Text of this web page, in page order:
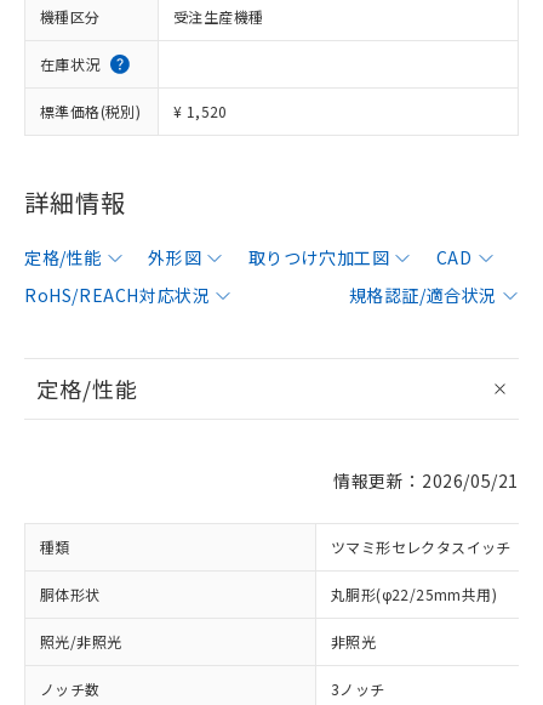
機種区分 受注生産機種
在庫状況
標準価格(税別) ¥ 1,520
詳細情報
定格/性能 外形図 取りつけ穴加工図
CAD
RoHS/REACH対応状況
規格認証/適合状況
定格/性能
情報更新：2026/05/21
種類 ツマミ形セレクタスイッチ
胴体形状 丸胴形(φ22/25mm共用)
照光/非照光 非照光
ノッチ数 3ノッチ